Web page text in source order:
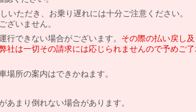
ただき、お乗り遅れには十分ご注意ください。
ざいません。
行できない場合がございます。 その際の払い戻し及
社は一切その請求には応じられませんので予めご
場所の案内はできかねます。
まり倒れない場合があります。